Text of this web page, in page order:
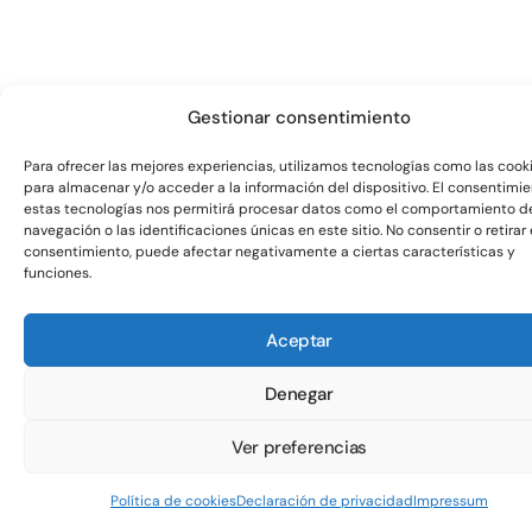
Gestionar consentimiento
Para ofrecer las mejores experiencias, utilizamos tecnologías como las
para almacenar y/o acceder a la información del dispositivo. El
estas tecnologías nos permitirá procesar datos como el comportamiento
navegación o las identificaciones únicas en este sitio. No consentir o retirar
consentimiento, puede afectar negativamente a ciertas características y
funciones.
Aceptar
Denegar
Ver preferencias
Política de cookiesDeclaración de privacidadImpressum